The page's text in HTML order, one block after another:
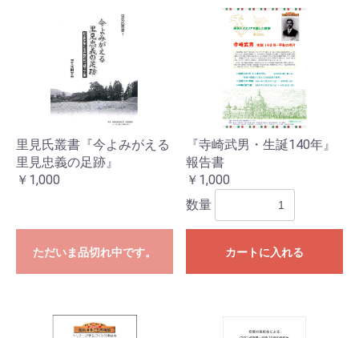
里見氏叢書『今よみがえる
里見忠義の足跡』
￥1,000
ただいま品切れ中です。
『寺崎武男・生誕140年』
報告書
￥1,000
数量
カートに入れる